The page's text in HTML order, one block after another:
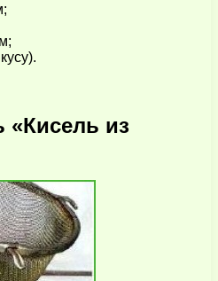
«Кисель из